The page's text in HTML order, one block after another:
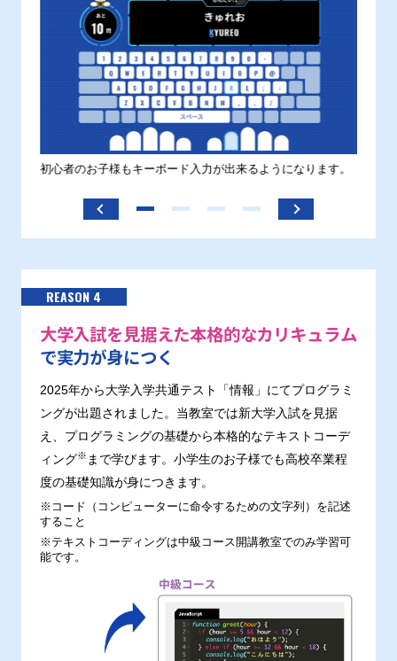
初心者のお子様もキーボード入力が出来るようになります。
REASON 4
大学入試を見据えた本格的なカリキュラム
で実力が身につく
2025年から大学入学共通テスト「情報」にてプログラミ
ングが出題されました。当教室では新大学入試を見据
え、プログラミングの基礎から本格的なテキストコーデ
ィング※ まで学びます。小学生のお子様でも高校卒業程
度の基礎知識が身につきます。
※コード（コンピューターに命令するための文字列）を記述
すること
※テキストコーディングは中級コース開講教室でのみ学習可
能です。